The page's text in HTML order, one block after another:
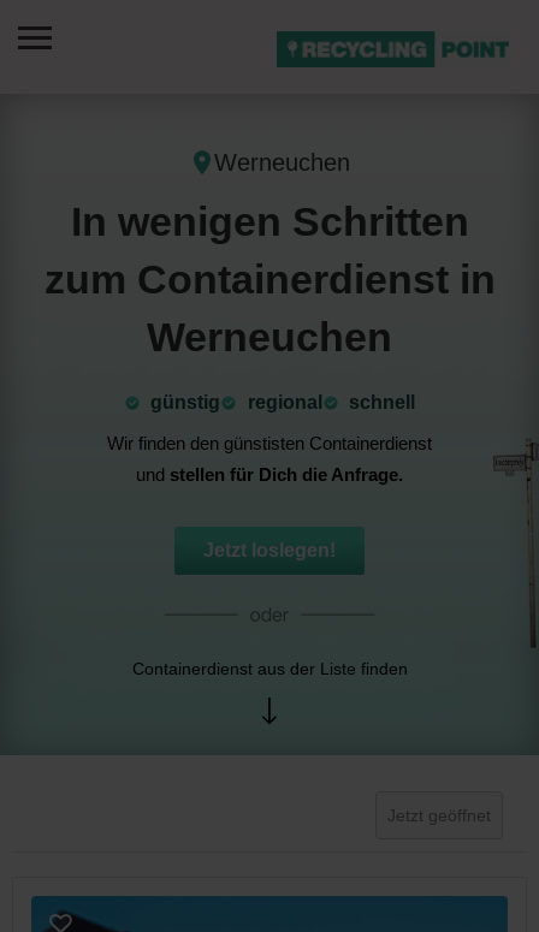
Werneuchen
In wenigen Schritten
zum Containerdienst in
Werneuchen
günstig ⁠regional
schnell
Wir finden den günstisten Containerdienst
und stellen für Dich die Anfrage.
Jetzt loslegen!
Containerdienst aus der Liste finden
Jetzt geöffnet